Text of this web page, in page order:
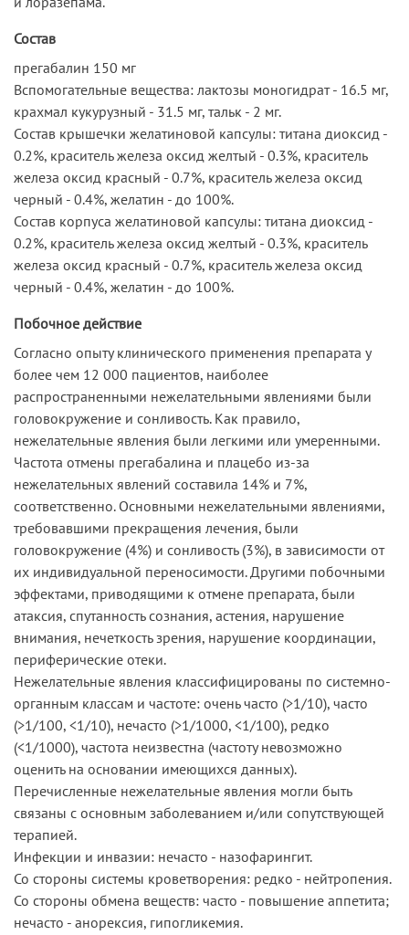
Состав
прегабалин 150 мг
Вспомогательные вещества: лактозы моногидрат - 16.5 мг,
крахмал кукурузный - 31.5 мг, тальк - 2 мг.
Состав крышечки желатиновой капсулы: титана диоксид -
0.2%, краситель железа оксид желтый - 0.3%, краситель
железа оксид красный - 0.7%, краситель железа оксид
черный - 0.4%, желатин - до 100%.
Состав корпуса желатиновой капсулы: титана диоксид -
0.2%, краситель железа оксид желтый - 0.3%, краситель
железа оксид красный - 0.7%, краситель железа оксид
черный - 0.4%, желатин - до 100%.
Побочное действие
Согласно опыту клинического применения препарата у
более чем 12 000 пациентов, наиболее
распространенными нежелательными явлениями были
головокружение и сонливость. Как правило,
нежелательные явления были легкими или умеренными.
Частота отмены прегабалина и плацебо из-за
нежелательных явлений составила 14% и 7%,
соответственно. Основными нежелательными явлениями,
требовавшими прекращения лечения, были
головокружение (4%) и сонливость (3%), в зависимости от
их индивидуальной переносимости. Другими побочными
эффектами, приводящими к отмене препарата, были
атаксия, спутанность сознания, астения, нарушение
внимания, нечеткость зрения, нарушение координации,
периферические отеки.
Нежелательные явления классифицированы по системно-
органным классам и частоте: очень часто (>1/10), часто
(>1/100, <1/10), нечасто (>1/1000, <1/100), редко
(<1/1000), частота неизвестна (частоту невозможно
оценить на основании имеющихся данных).
Перечисленные нежелательные явления могли быть
связаны с основным заболеванием и/или сопутствующей
терапией.
Инфекции и инвазии: нечасто - назофарингит.
Со стороны системы кроветворения: редко - нейтропения.
Со стороны обмена веществ: часто - повышение аппетита;
нечасто - анорексия, гипогликемия.